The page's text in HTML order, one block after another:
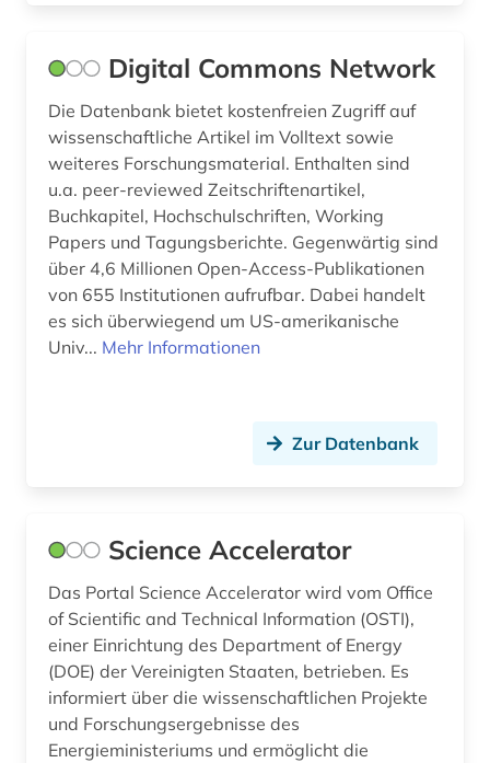
Digital Commons Network
Die Datenbank bietet kostenfreien Zugriff auf
wissenschaftliche Artikel im Volltext sowie
weiteres Forschungsmaterial. Enthalten sind
u.a. peer-reviewed Zeitschriftenartikel,
Buchkapitel, Hochschulschriften, Working
Papers und Tagungsberichte. Gegenwärtig sind
über 4,6 Millionen Open-Access-Publikationen
von 655 Institutionen aufrufbar. Dabei handelt
es sich überwiegend um US-amerikanische
Univ... Mehr Informationen
Zur Datenbank
Science Accelerator
Das Portal Science Accelerator wird vom Office
of Scientific and Technical Information (OSTI),
einer Einrichtung des Department of Energy
(DOE) der Vereinigten Staaten, betrieben. Es
informiert über die wissenschaftlichen Projekte
und Forschungsergebnisse des
Energieministeriums und ermöglicht die